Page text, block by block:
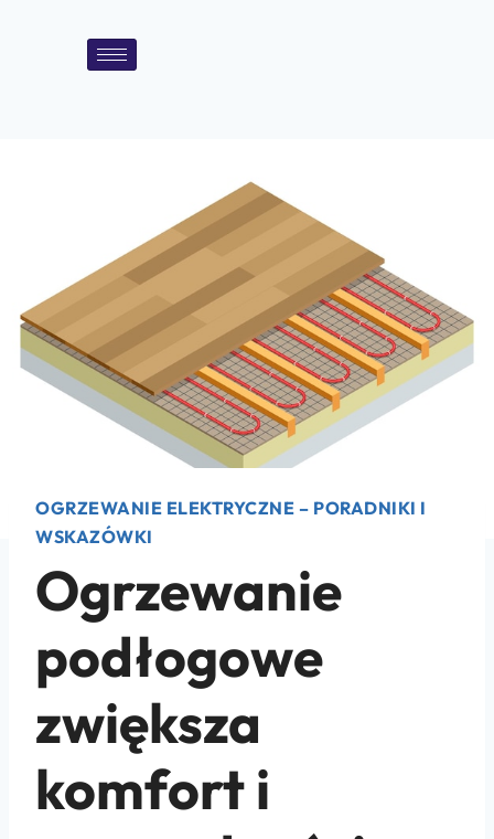
OGRZEWANIE ELEKTRYCZNE – PORADNIKI I
WSKAZÓWKI
Ogrzewanie
podłogowe
zwiększa
komfort i